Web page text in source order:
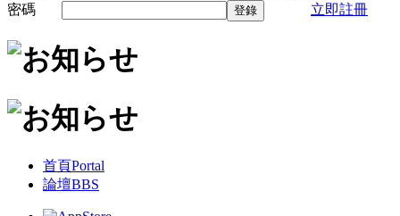
密碼
登錄 立即註冊
首頁Portal
論壇BBS